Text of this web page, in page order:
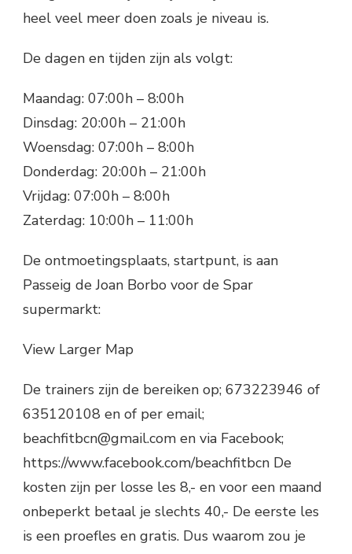
heel veel meer doen zoals je niveau is.
De dagen en tijden zijn als volgt:
Maandag: 07:00h – 8:00h
Dinsdag: 20:00h – 21:00h
Woensdag: 07:00h – 8:00h
Donderdag: 20:00h – 21:00h
Vrijdag: 07:00h – 8:00h
Zaterdag: 10:00h – 11:00h
De ontmoetingsplaats, startpunt, is aan
Passeig de Joan Borbo voor de Spar
supermarkt:
View Larger Map
De trainers zijn de bereiken op; 673223946 of
635120108 en of per email;
beachfitbcn@gmail.com en via Facebook;
https://www.facebook.com/beachfitbcn De
kosten zijn per losse les 8,- en voor een maand
onbeperkt betaal je slechts 40,- De eerste les
is een proefles en gratis. Dus waarom zou je